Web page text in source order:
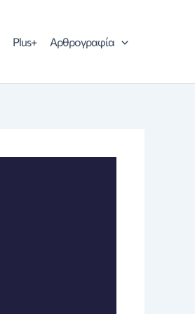
Plus+ Αρθρογραφία